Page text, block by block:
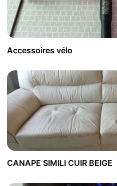
Accessoires vélo
CANAPE SIMILI CUIR BEIGE